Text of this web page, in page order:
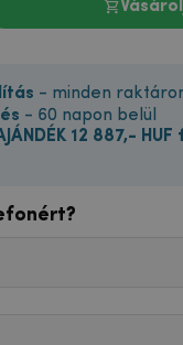
- minden
- 60 napon belül
AJÁNDÉK 12 887,-